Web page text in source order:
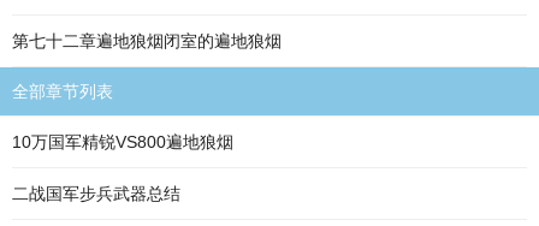
第七十二章遍地狼烟闭室的遍地狼烟
全部章节列表
10万国军精锐VS800遍地狼烟
二战国军步兵武器总结